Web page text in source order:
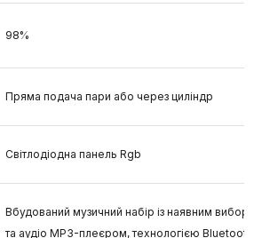
98%
Пряма подача пари або через циліндр
Світлодіодна панель Rgb
Вбудований музичний набір із наявним
та аудіо MP3-плеєром, технологією Bluetooth